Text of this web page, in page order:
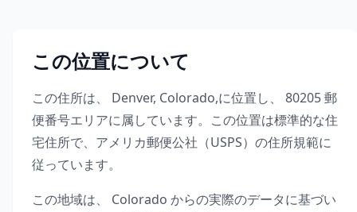
この位置について
この住所は、 Denver, Colorado,に位置し、 80205郵
便番号エリアに属しています。この位置は標準的な住
宅住所で、アメリカ郵便公社（USPS）の住所規範に
従っています。
この地域は、
Colorado からの実際のデータに基づい